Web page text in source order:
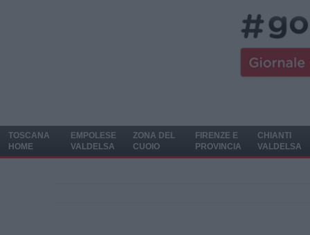
TOSCANA
HOME
EMPOLESE
VALDELSA
ZONA DEL
CUOIO
FIRENZE E
PROVINCIA
CHIANTI
VALDELSA